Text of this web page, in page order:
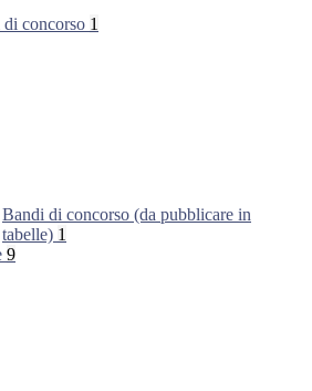
concorso 1
Bandi di concorso (da pubblicare in
tabelle) 1
9